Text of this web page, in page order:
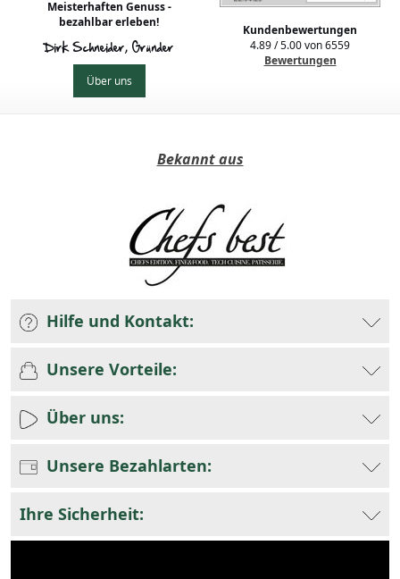
Meisterhaften Genuss -
bezahlbar erleben!
Dirk Schneider, Gründer
Über uns
Kundenbewertungen
4.89/5.00von6559
Bewertungen
Bekannt aus
Hilfe und Kontakt:
Unsere Vorteile:
Über uns:
Unsere Bezahlarten:
Ihre Sicherheit: